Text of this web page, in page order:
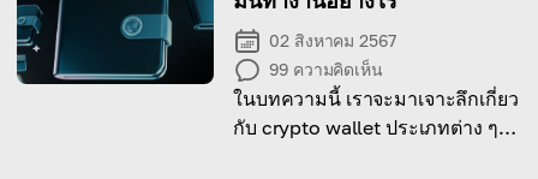
02 สิงหาคม 2567
99 ความคิดเห็น
ในบทความนี้ เราจะมาเจาะลึกเกี่ยว
กับ crypto wallet ประเภทต่าง ๆ